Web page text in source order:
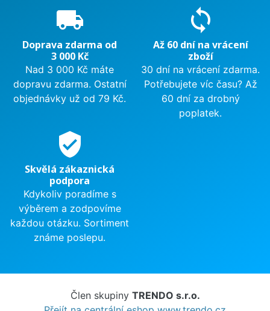
local_shipping
Doprava zdarma od
3 000 Kč
Nad 3 000 Kč máte
dopravu zdarma. Ostatní
objednávky už od 79 Kč.
sync
Až 60 dní na vrácení
zboží
30 dní na vrácení zdarma.
Potřebujete víc času? Až
60 dní za drobný
poplatek.
verified_user
Skvělá zákaznická
podpora
Kdykoliv poradíme s
výběrem a zodpovíme
každou otázku. Sortiment
známe poslepu.
Člen skupiny TRENDO s.r.o.